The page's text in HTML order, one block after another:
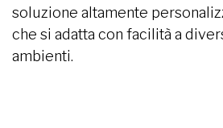
soluzione altamente
che si adatta con facilità a
ambienti.